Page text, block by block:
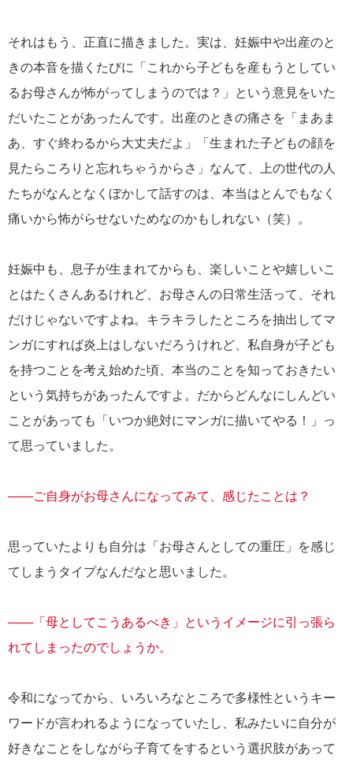
それはもう、正直に描きました。実は、妊娠中や出産のと
きの本音を描くたびに「これから子どもを産もうとしてい
るお母さんが怖がってしまうのでは？」という意見をいた
だいたことがあったんです。出産のときの痛さを「まあま
あ、すぐ終わるから大丈夫だよ」「生まれた子どもの顔を
見たらころりと忘れちゃうからさ」なんて、上の世代の人
たちがなんとなくぼかして話すのは、本当はとんでもなく
痛いから怖がらせないためなのかもしれない（笑）。
妊娠中も、息子が生まれてからも、楽しいことや嬉しいこ
とはたくさんあるけれど、お母さんの日常生活って、それ
だけじゃないですよね。キラキラしたところを抽出してマ
ンガにすれば炎上はしないだろうけれど、私自身が子ども
を持つことを考え始めた頃、本当のことを知っておきたい
という気持ちがあったんですよ。だからどんなにしんどい
ことがあっても「いつか絶対にマンガに描いてやる！」っ
て思っていました。
――ご自身がお母さんになってみて、感じたことは？
思っていたよりも自分は「お母さんとしての重圧」を感じ
てしまうタイプなんだなと思いました。
――「母としてこうあるべき」というイメージに引っ張ら
れてしまったのでしょうか。
令和になってから、いろいろなところで多様性というキー
ワードが言われるようになっていたし、私みたいに自分が
好きなことをしながら子育てをするという選択肢があって